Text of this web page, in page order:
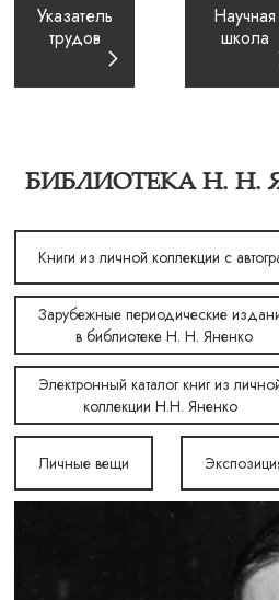
Указатель
трудов
Научная
школа
БИБЛИОТЕКА Н. Н.
Книги из личной коллекции с
Зарубежные периодические
в библиотеке Н. Н. Яненко
Электронный каталог книг из
коллекции Н.Н. Яненко
Личные вещи